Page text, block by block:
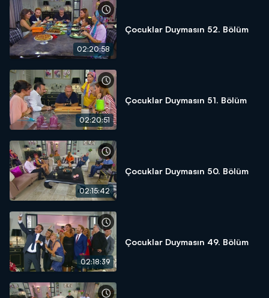
02:20:58
Çocuklar Duymasın 52. Bölüm
02:20:51
Çocuklar Duymasın 51. Bölüm
02:15:42
Çocuklar Duymasın 50. Bölüm
02:18:39
Çocuklar Duymasın 49. Bölüm